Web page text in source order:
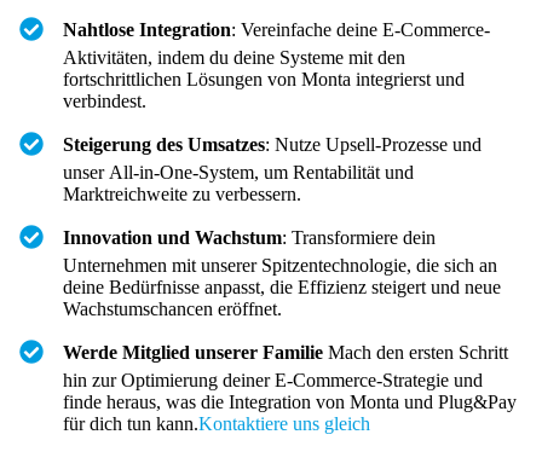
Nahtlose Integration: Vereinfache deine E-Commerce-
Aktivitäten, indem du deine Systeme mit den
fortschrittlichen Lösungen von Monta integrierst und
verbindest.
Steigerung des Umsatzes: Nutze Upsell-Prozesse und
unser All-in-One-System, um Rentabilität und
Marktreichweite zu verbessern.
Innovation und Wachstum: Transformiere dein
Unternehmen mit unserer Spitzentechnologie, die sich an
deine Bedürfnisse anpasst, die Effizienz steigert und neue
Wachstumschancen eröffnet.
Werde Mitglied unserer Familie Mach den ersten Schritt
hin zur Optimierung deiner E-Commerce-Strategie und
finde heraus, was die Integration von Monta und Plug&Pay
für dich tun kann.Kontaktiere uns gleich